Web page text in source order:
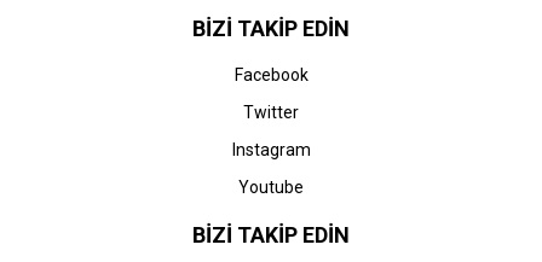
BİZİ TAKİP EDİN
Facebook
Twitter
Instagram
Youtube
BİZİ TAKİP EDİN